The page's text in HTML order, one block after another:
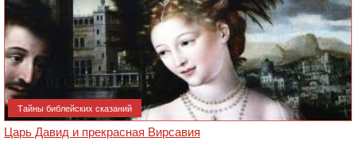
Тайны библейских сказаний
Царь Давид и прекрасная Вирсавия